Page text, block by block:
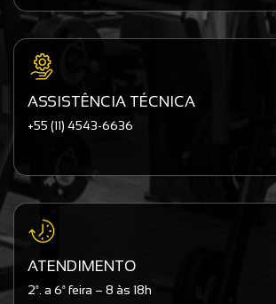
ASSISTÊNCIA TÉCNICA
+55 (11) 4543-6636
ATENDIMENTO
2ª. a 6ª feira – 8 às 18h